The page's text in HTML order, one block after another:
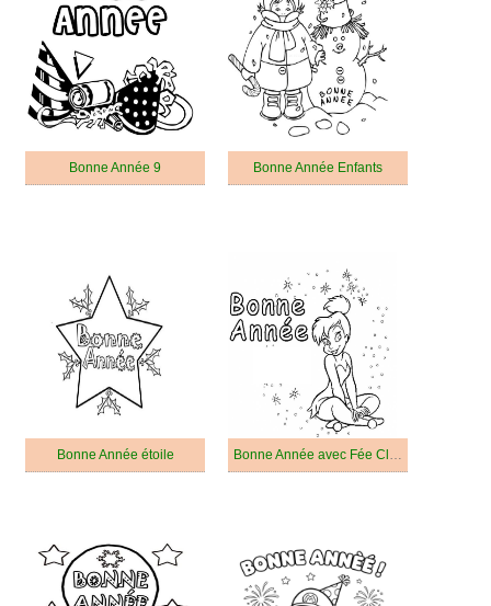
Bonne Année 9 Bonne Année Enfants
Bonne Année étoile Bonne Année avec Fée Clochette